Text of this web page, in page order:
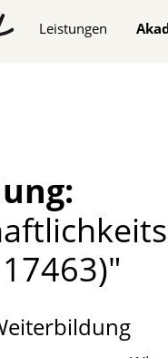
Leistungen